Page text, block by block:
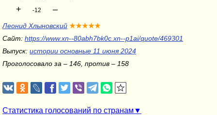
+
-12 –
Леонид Хлыновский ★★★★★
Сайт: https://www.xn--80abh7bk0c.xn--p1ai/quote/469301
Выпуск: истории основные 11 июня 2024
Проголосовало за – 146, против – 158
Статистика голосований по странам